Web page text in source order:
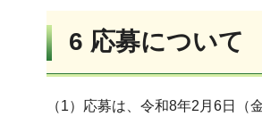
6 応募について
（1）応募は、令和8年2月6日（